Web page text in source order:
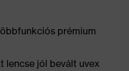
prémium
lencse jól bevált uvex